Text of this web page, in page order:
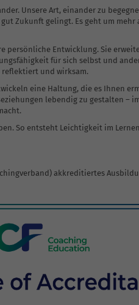
Unsere Art, einander zu
Zukunft gelingt. Es geht um mehr
persönliche Entwicklung. Sie
für sich selbst und
reflektiert und wirksam.
eine Haltung, die es Ihnen
lebendig zu gestalten –
So entsteht Leichtigkeit im
akkreditiertes